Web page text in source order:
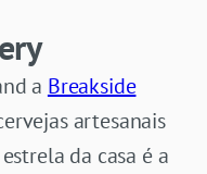
a Breakside
artesanais
da casa é a